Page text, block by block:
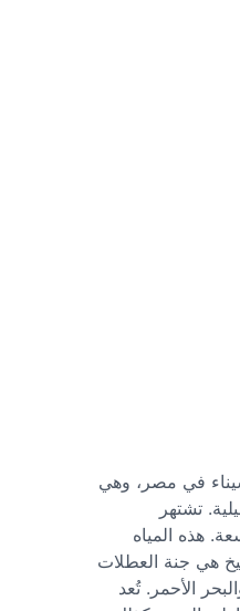
في مصر، وهي
تشتهر
هذه المياه
هي جنة العطلات
الأحمر. تُعد